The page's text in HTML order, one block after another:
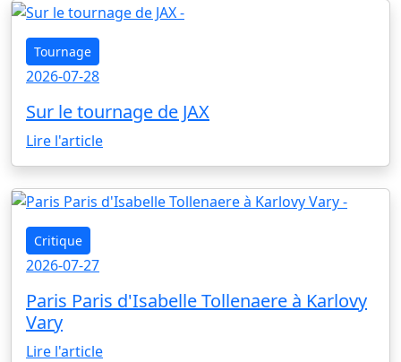
Tournage
2026-07-28
Sur le tournage de JAX
Lire l'article
Critique
2026-07-27
Paris Paris d'Isabelle Tollenaere à Karlovy
Vary
Lire l'article